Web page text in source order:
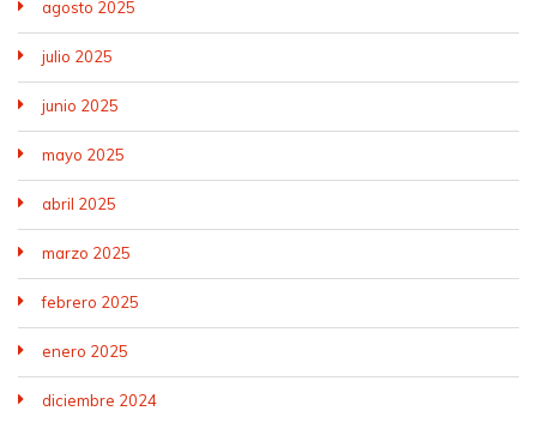
agosto 2025
julio 2025
junio 2025
mayo 2025
abril 2025
marzo 2025
febrero 2025
enero 2025
diciembre 2024